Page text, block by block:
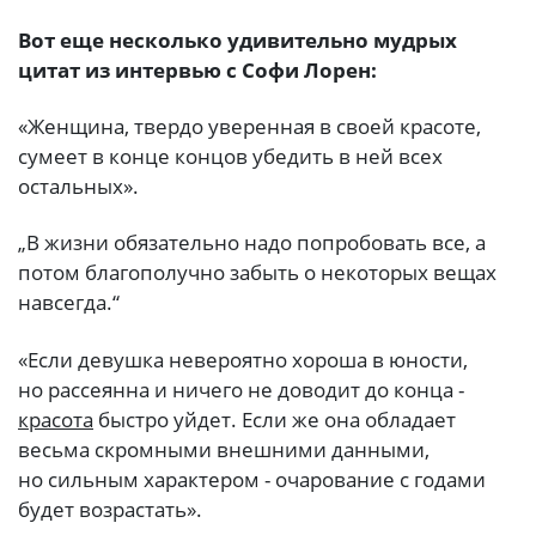
Вот еще несколько удивительно мудрых
цитат из интервью с Софи Лорен:
«Женщина, твердо уверенная в своей красоте,
сумеет в конце концов убедить в ней всех
остальных».
„В жизни обязательно надо попробовать все, а
потом благополучно забыть о некоторых вещах
навсегда.“
«Если девушка невероятно хороша в юности,
но рассеянна и ничего не доводит до конца -
красота быстро уйдет. Если же она обладает
весьма скромными внешними данными,
но сильным характером - очарование с годами
будет возрастать».